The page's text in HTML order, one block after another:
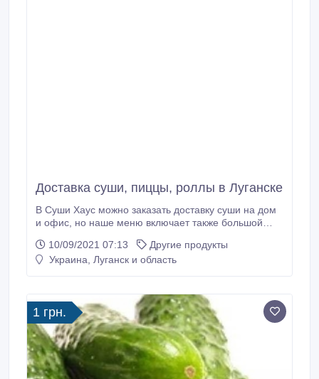
Доставка суши, пиццы, роллы в Луганске
В Суши Хаус можно заказать доставку суши на дом
и офис, но наше меню включает также большой
обеда или ужина. В основном мы предлагаем
японские вкусности, однако любители более
house.
10/09/2021 07:13
Другие продукты
Украина, Луганск и область
1 грн.